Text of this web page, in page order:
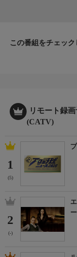
この番組をチェッ
リモート録
(CATV)
1
(5)
2
(-)